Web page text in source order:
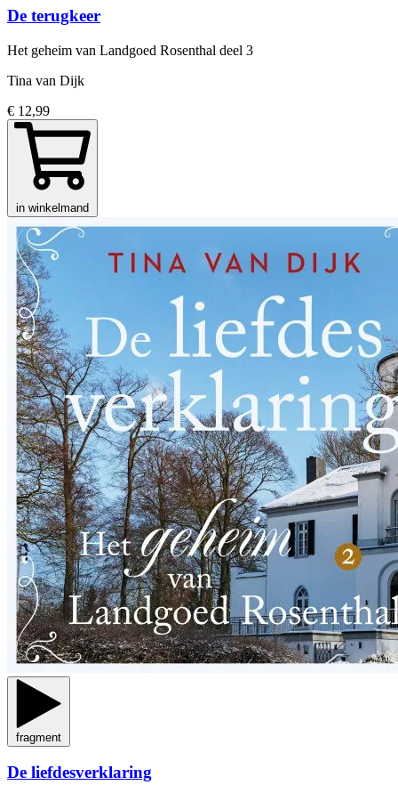
De terugkeer
Het geheim van Landgoed Rosenthal deel 3
Tina van Dijk
€ 12,99
in winkelmand
fragment
De liefdesverklaring